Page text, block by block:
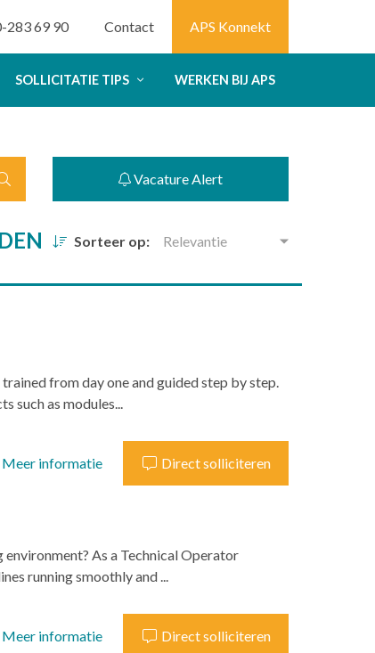
283 69 90 Contact APS Konnekt
SOLLICITATIE TIPS WERKEN BIJ APS
Vacature Alert
Sorteer op: Relevantie
from day one and guided step by step.
such as modules...
Meer informatie Direct solliciteren
As a Technical Operator
running smoothly and ...
Meer informatie Direct solliciteren